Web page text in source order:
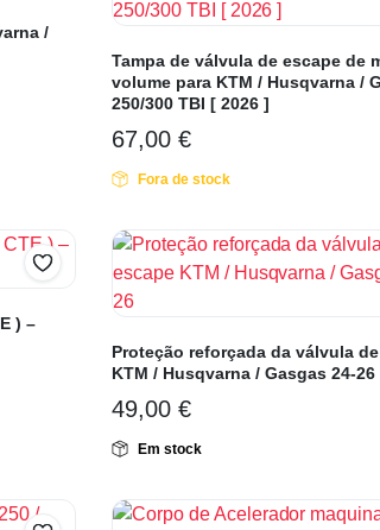
/
Tampa de válvula de escape de
volume para KTM / Husqvarna /
250/300 TBI [ 2026 ]
67,00 €
Fora de stock
) –
Proteção reforçada da válvula
KTM / Husqvarna / Gasgas 24-26
49,00 €
Em stock